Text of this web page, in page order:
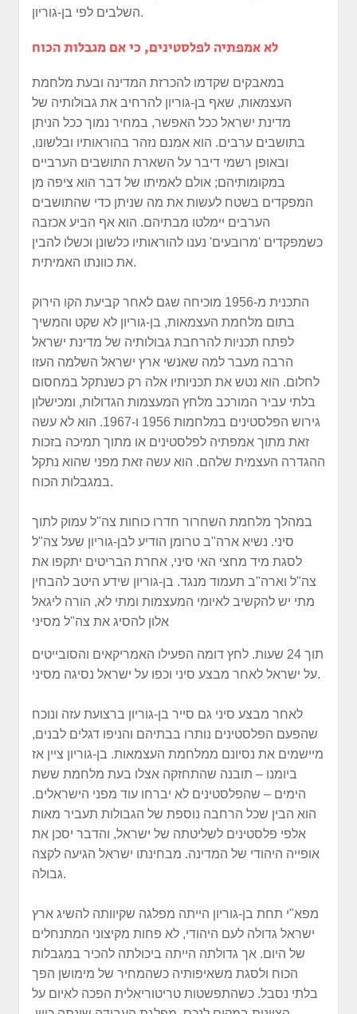
השלבים לפי בן-גוריון.
לא אמפתיה לפלסטינים, כי אם מגבלות הכוח
במאבקים שקדמו להכרזת המדינה ובעת מלחמת
העצמאות, שאף בן-גוריון להרחיב את גבולותיה של
מדינת ישראל ככל האפשר, במחיר נמוך ככל הניתן
בתושבים ערבים. הוא אמנם נזהר בהוראותיו ובלשונו,
ובאופן רשמי דיבר על השארת התושבים הערביים
במקומותיהם; אולם לאמיתו של דבר הוא ציפה מן
המפקדים בשטח לעשות את מה שניתן כדי שהתושבים
הערבים יימלטו מבתיהם. הוא אף הביע אכזבה
כשמפקדים 'מרובעים' נענו להוראותיו כלשונן וכשלו להבין
את כוונתו האמיתית.
התכנית מ-1956 מוכיחה שגם לאחר קביעת הקו הירוק
בתום מלחמת העצמאות, בן-גוריון לא שקט והמשיך
לפתח תכניות להרחבת גבולותיה של מדינת ישראל
הרבה מעבר למה שאנשי ארץ ישראל השלמה העזו
לחלום. הוא נטש את תכניותיו אלה רק כשנתקל במחסום
בלתי עביר המורכב מלחץ המעצמות הגדולות, ומכישלון
גירוש הפלסטינים במלחמות 1956 ו-1967. הוא לא עשה
זאת מתוך אמפתיה לפלסטינים או מתוך תמיכה בזכות
ההגדרה העצמית שלהם. הוא עשה זאת מפני שהוא נתקל
במגבלות הכוח.
במהלך מלחמת השחרור חדרו כוחות צה"ל עמוק לתוך
סיני. נשיא ארה"ב טרומן הודיע לבן-גוריון שעל צה"ל
לסגת מיד מחצי האי סיני, אחרת הבריטים יתקפו את
צה"ל וארה"ב תעמוד מנגד. בן-גוריון שידע היטב להבחין
מתי יש להקשיב לאיומי המעצמות ומתי לא, הורה ליגאל
אלון להסיג את צה"ל מסיני
תוך 24 שעות. לחץ דומה הפעילו האמריקאים והסובייטים
על ישראל לאחר מבצע סיני וכפו על ישראל נסיגה מסיני.
לאחר מבצע סיני גם סייר בן-גוריון ברצועת עזה ונוכח
שהפעם הפלסטינים נותרו בבתיהם והניפו דגלים לבנים,
מיישמים את נסיונם ממלחמת העצמאות. בן-גוריון ציין אז
ביומנו – תובנה שהתחזקה אצלו בעת מלחמת ששת
הימים – שהפלסטינים לא יברחו עוד מפני הישראלים.
הוא הבין שכל הרחבה נוספת של הגבולות תעביר מאות
אלפי פלסטינים לשליטתה של ישראל, והדבר יסכן את
אופייה היהודי של המדינה. מבחינתו ישראל הגיעה לקצה
גבולה.
מפא"י תחת בן-גוריון הייתה מפלגה שקיוותה להשיג ארץ
ישראל גדולה לעם היהודי, לא פחות מקיצוני המתנחלים
של היום. אך גדולתה הייתה ביכולתה להכיר במגבלות
הכוח ולסגת משאיפותיה כשהמחיר של מימושן הפך
בלתי נסבל. כשהתפשטות טריטוריאלית הפכה לאיום על